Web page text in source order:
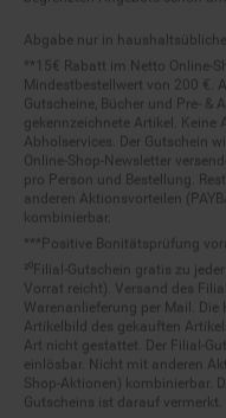
Mindestbestellwert von 200 €.
Gutscheine, Bücher und Pre- &
gekennzeichnete Artikel. Keine
Abholservices. Der Gutschein
Online-Shop-Newsletter
pro Person und Bestellung.
anderen Aktionsvorteilen
kombinierbar.
Vorrat reicht). Versand des
Warenanlieferung per Mail. Die
Artikelbild des gekauften
Art nicht gestattet. Der Filial-
einlösbar. Nicht mit anderen
Shop-Aktionen) kombinierbar.
Gutscheins ist darauf vermerkt.